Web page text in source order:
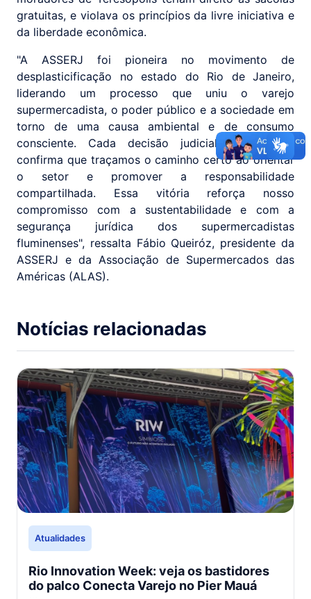
gratuitas, e violava os princípios da livre iniciativa e
da liberdade econômica.
"A ASSERJ foi pioneira no movimento de
desplasticificação no estado do Rio de Janeiro,
liderando um processo que uniu o varejo
supermercadista, o poder público e a sociedade em
torno de uma causa ambiental e de consumo
consciente. Cada decisão judicial como essa
confirma que traçamos o caminho certo ao orientar
o setor e promover a responsabilidade
compartilhada. Essa vitória reforça nosso
compromisso com a sustentabilidade e com a
segurança jurídica dos supermercadistas
fluminenses", ressalta Fábio Queiróz, presidente da
ASSERJ e da Associação de Supermercados das
Américas (ALAS).
Notícias relacionadas
Atualidades
Rio Innovation Week: veja os bastidores
do palco Conecta Varejo no Pier Mauá